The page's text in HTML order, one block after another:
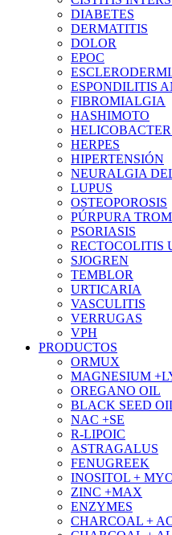
DIABETES
DERMATITIS
DOLOR
EPOC
ESPONDILITIS
FIBROMIALGIA
HASHIMOTO
HERPES
HIPERTENSIÓN
NEURALGIA
LUPUS
OSTEOPOROSIS
PÚRPURA
PSORIASIS
RECTOCOLITIS
SJOGREN
TEMBLOR
URTICARIA
VASCULITIS
VERRUGAS
VPH
PRODUCTOS
ORMUX
MAGNESIUM
OREGANO OIL
BLACK SEED
NAC +SE
R-LIPOIC
ASTRAGALUS
FENUGREEK
INOSITOL +
ZINC +MAX
ENZYMES
CHARCOAL +